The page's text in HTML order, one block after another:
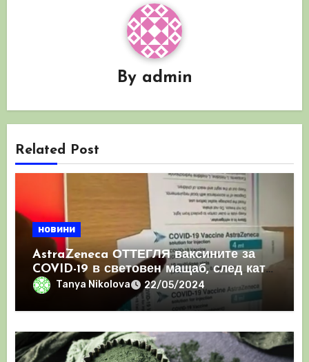
By admin
Related Post
новини
AstraZeneca ОТТЕГЛЯ ваксините за
COVID-19 в световен мащаб, след като
призна, че те причиняват КРЪВНИ
съсиреци
Tanya Nikolova 22/05/2024